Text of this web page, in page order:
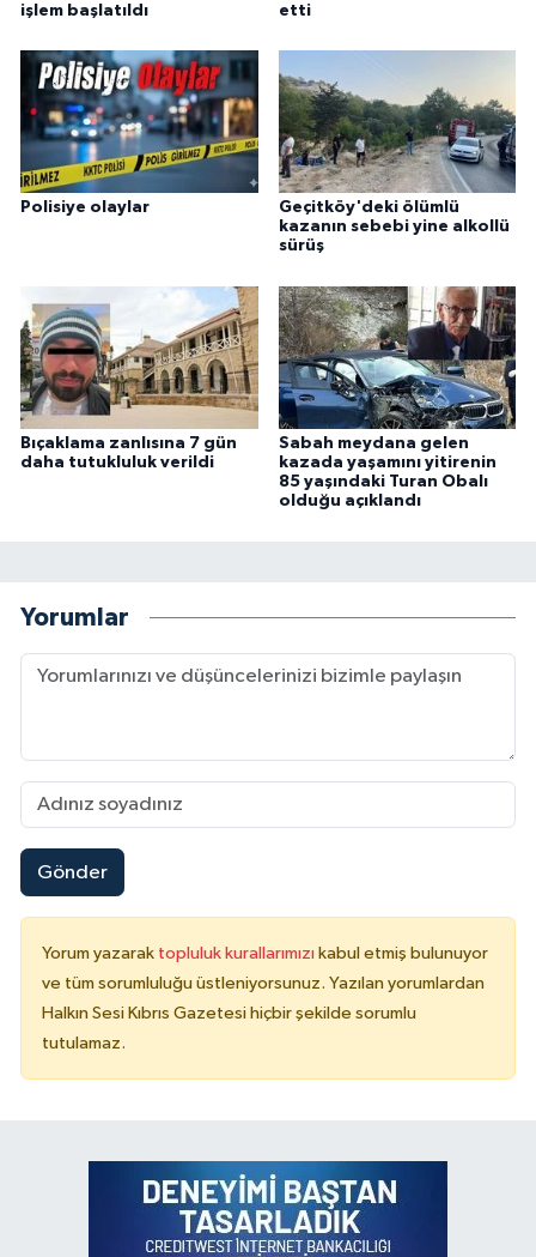
işlem başlatıldı etti
Polisiye olaylar
Geçitköy'deki ölümlü
kazanın sebebi yine alkollü
sürüş
Bıçaklama zanlısına 7 gün
daha tutukluluk verildi
Sabah meydana gelen
kazada yaşamını yitirenin
85 yaşındaki Turan Obalı
olduğu açıklandı
Yorumlar
Gönder
Yorum yazarak topluluk kurallarımızı kabul etmiş bulunuyor
ve tüm sorumluluğu üstleniyorsunuz. Yazılan yorumlardan
Halkın Sesi Kıbrıs Gazetesi hiçbir şekilde sorumlu
tutulamaz.